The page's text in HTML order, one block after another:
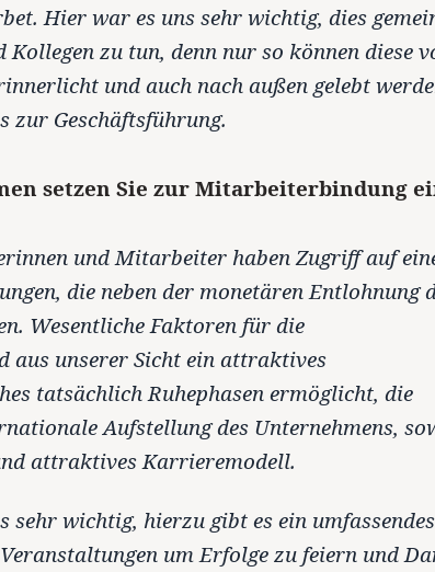
Hier war es uns sehr wichtig, dies
zu tun, denn nur so können diese
und auch nach außen gelebt
zur Geschäftsführung.
setzen Sie zur Mitarbeiterbindung
und Mitarbeiter haben Zugriff auf
die neben der monetären Entlohnung
Wesentliche Faktoren für die
aus unserer Sicht ein attraktives
tatsächlich Ruhephasen ermöglicht, die
Aufstellung des Unternehmens,
attraktives Karrieremodell.
sehr wichtig, hierzu gibt es ein umfassendes
um Erfolge zu feiern und